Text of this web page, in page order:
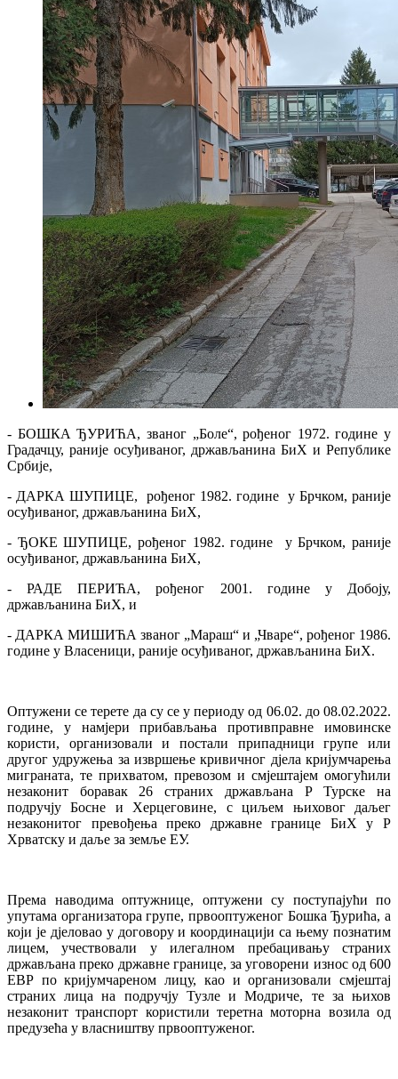
- БОШКА ЂУРИЋА, званог „Боле“, рођеног 1972. године у
Градачцу, раније осуђиваног, држављанина БиХ и Републике
Србије,
- ДАРКА ШУПИЦЕ, рођеног 1982. године у Брчком, раније
осуђиваног, држављанина БиХ,
- ЂОКЕ ШУПИЦЕ, рођеног 1982. године у Брчком, раније
осуђиваног, држављанина БиХ,
- РАДЕ ПЕРИЋА, рођеног 2001. године у Добоју,
држављанина БиХ, и
- ДАРКА МИШИЋА званог „Мараш“ и „Чваре“, рођеног 1986.
године у Власеници, раније осуђиваног, држављанина БиХ.
Оптужени се терете да су се у периоду од 06.02. до 08.02.2022.
године, у намјери прибављања противправне имовинске
користи, организовали и постали припадници групе или
другог удружења за извршење кривичног дјела кријумчарења
миграната, те прихватом, превозом и смјештајем омогућили
незаконит боравак 26 страних држављана Р Турске на
подручју Босне и Херцеговине, с циљем њиховог даљег
незаконитог превођења преко државне границе БиХ у Р
Хрватску и даље за земље ЕУ.
Према наводима оптужнице, оптужени су поступајући по
упутама организатора групе, првооптуженог Бошка Ђурића, а
који је дјеловао у договору и координацији са њему познатим
лицем, учествовали у илегалном пребацивању страних
држављана преко државне границе, за уговорени износ од 600
ЕВР по кријумчареном лицу, као и организовали смјештај
страних лица на подручју Тузле и Модриче, те за њихов
незаконит транспорт користили теретна моторна возила од
предузећа у власништву првооптуженог.